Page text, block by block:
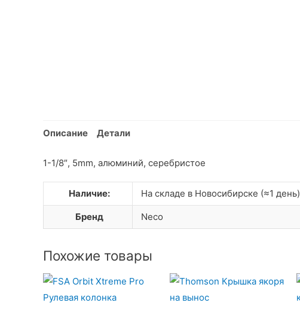
Описание Детали
1-1/8″, 5mm, алюминий, серебристое
Наличие: На складе в Новосибирске (≈1 день)
Бренд Neco
Похожие товары